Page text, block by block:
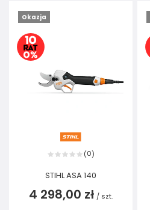
Okazja
(0)
STIHL ASA 140
4 298,00 zł / szt.